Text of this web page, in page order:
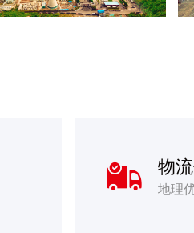
 物
地理